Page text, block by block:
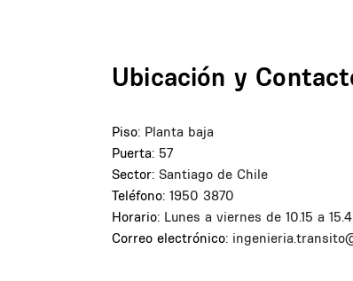
Ubicación y
Piso: Planta baja
Puerta: 57
Sector: Santiago de Chile
Teléfono: 1950 3870
Horario: Lunes a viernes de 10.15 a
Correo electrónico: